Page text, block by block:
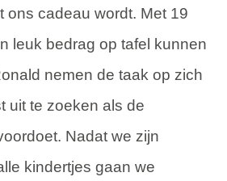
ons cadeau wordt. Met 19
leuk bedrag op tafel kunnen
nemen de taak op zich
uit te zoeken als de
Nadat we zijn
kindertjes gaan we